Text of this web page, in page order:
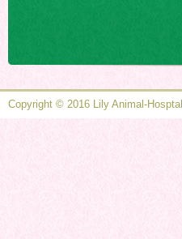
Copyright © 2016 Lily Animal-Hosptal